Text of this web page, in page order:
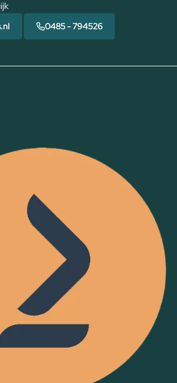
0485 - 794526